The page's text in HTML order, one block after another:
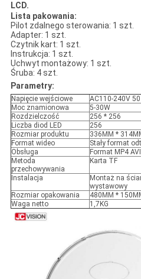
LCD.
Lista pakowania:
Pilot zdalnego sterowania: 1 szt.
Adapter: 1 szt.
Czytnik kart: 1 szt.
Instrukcja: 1 szt.
Uchwyt montażowy: 1 szt.
Śruba: 4 szt.
Parametry:
Napięcie wejściowe
AC110-240V
Moc znamionowa
5-30W
Rozdzielczość
256 * 256
Liczba diod LED
256
Rozmiar produktu
336MM *
Format wideo
Stały format
Obsługa
Format MP4
Metoda
przechowywania
Karta TF
Instalacja
Montaż na
wystawowy
Rozmiar opakowania
480MM *
Waga netto
1,7KG